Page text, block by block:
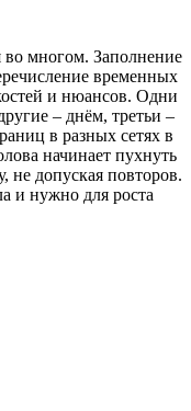
во многом. Заполнение
временных
и нюансов. Одни
– днём, третьи –
в разных сетях в
начинает пухнуть
не допуская повторов.
и нужно для роста